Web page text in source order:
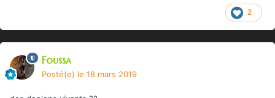
2
Foussa
Posté(e) le 18 mars 2019